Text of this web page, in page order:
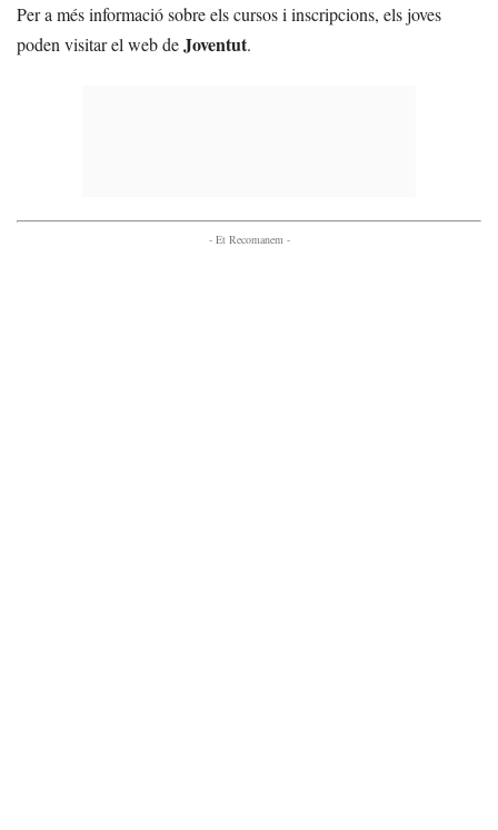
Per a més informació sobre els cursos i inscripcions, els joves
poden visitar el web deJoventut.
- Et Recomanem -